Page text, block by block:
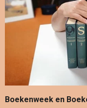
Boekenweek en